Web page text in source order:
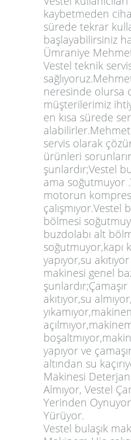
kaybetmeden
sürede tekrar
başlayabilirsiniz
Ümraniye
Vestel teknik
neresinde olursa
müşterilerimiz
en kısa sürede
servis olarak
ürünleri
şunlardır;Vestel
ama soğutmuyor
motorun
çalışmıyor.Vestel
bölmesi
buzdolabı alt
soğutmuyor,kapı
yapıyor,su
makinesi genel
akıtıyor,su
yapıyor ve
altından su
Makinesi Deterjan
Almıyor, Vestel
Yerinden
Yürüyor.
Vestel bulaşık